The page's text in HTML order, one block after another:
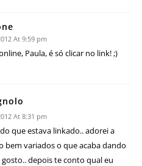
At 9:59 pm
Paula, é só clicar no link! ;)
At 8:31 pm
que estava linkado.. adorei a
bem variados o que acaba dando
depois te conto qual eu